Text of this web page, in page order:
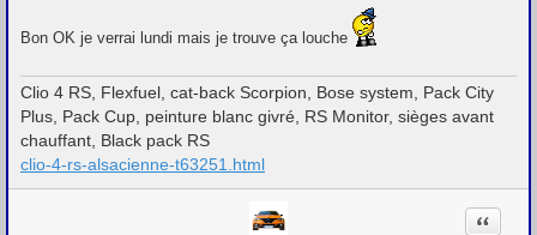
Bon OK je verrai lundi mais je trouve ça louche
Clio 4 RS, Flexfuel, cat-back Scorpion, Bose system, Pack City
Plus, Pack Cup, peinture blanc givré, RS Monitor, sièges avant
chauffant, Black pack RS
clio-4-rs-alsacienne-t63251.html
Citation